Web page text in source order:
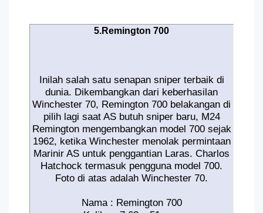
5.Remington 700
Inilah salah satu senapan sniper terbaik di
dunia. Dikembangkan dari keberhasilan
Winchester 70, Remington 700 belakangan di
pilih lagi saat AS butuh sniper baru, M24
Remington mengembangkan model 700 sejak
1962, ketika Winchester menolak permintaan
Marinir AS untuk penggantian Laras. Charlos
Hatchock termasuk pengguna model 700.
Foto di atas adalah Winchester 70.
Nama : Remington 700